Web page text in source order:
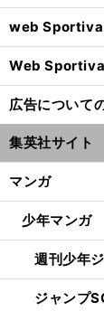
web Sportiva
Web Sportiva
広告について
集英社サイト
マンガ
少年マンガ
週刊少年
ジャンプ